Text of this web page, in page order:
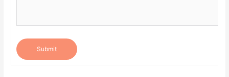
Submit